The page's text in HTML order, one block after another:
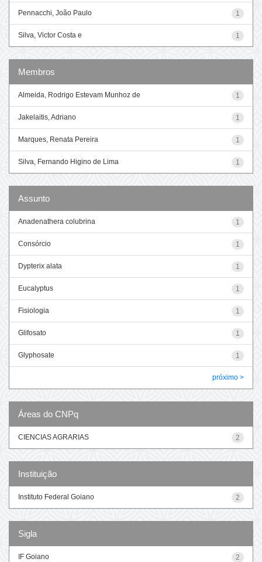
1
Pennacchi, João Paulo
1
Silva, Victor Costa e
Membros
1
Almeida, Rodrigo Estevam Munhoz de
1
Jakelaitis, Adriano
1
Marques, Renata Pereira
1
Silva, Fernando Higino de Lima
Assunto
1
Anadenathera colubrina
1
Consórcio
1
Dypterix alata
1
Eucalyptus
1
Fisiologia
1
Glifosato
1
Glyphosate
próximo >
Áreas do CNPq
2
CIENCIAS AGRARIAS
Instituição
2
Instituto Federal Goiano
Sigla
2
IF Goiano